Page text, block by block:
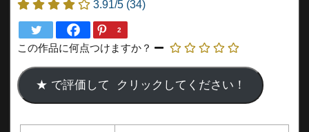
3.91/5 (34)
2
この作品に何点つけますか？